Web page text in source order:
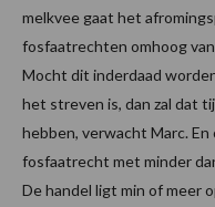
melkvee gaat het
fosfaatrechten omhoog
Mocht dit inderdaad
het streven is, dan zal dat
hebben, verwacht Marc.
fosfaatrecht met minder
De handel ligt min of meer